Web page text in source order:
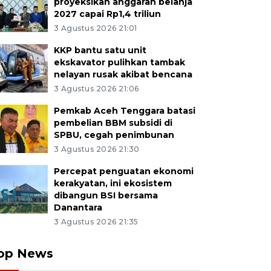
2027 capai Rp1,4 triliun
3 Agustus 2026 21:01
KKP bantu satu unit
ekskavator pulihkan tambak
nelayan rusak akibat bencana
3 Agustus 2026 21:06
Pemkab Aceh Tenggara batasi
pembelian BBM subsidi di
SPBU, cegah penimbunan
3 Agustus 2026 21:30
Percepat penguatan ekonomi
kerakyatan, ini ekosistem
dibangun BSI bersama
Danantara
3 Agustus 2026 21:35
News